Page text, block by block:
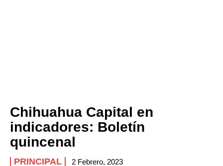
Chihuahua Capital en
indicadores: Boletín
quincenal
PRINCIPAL 2 Febrero, 2023